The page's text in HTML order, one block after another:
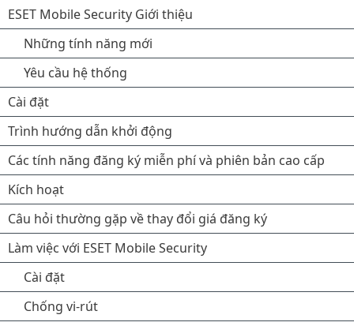
ESET Mobile Security Giới thiệu
Những tính năng mới
Yêu cầu hệ thống
Cài đặt
Trình hướng dẫn khởi động
Các tính năng đăng ký miễn phí và phiên bản cao cấp
Kích hoạt
Câu hỏi thường gặp về thay đổi giá đăng ký
Làm việc với ESET Mobile Security
Cài đặt
Chống vi-rút